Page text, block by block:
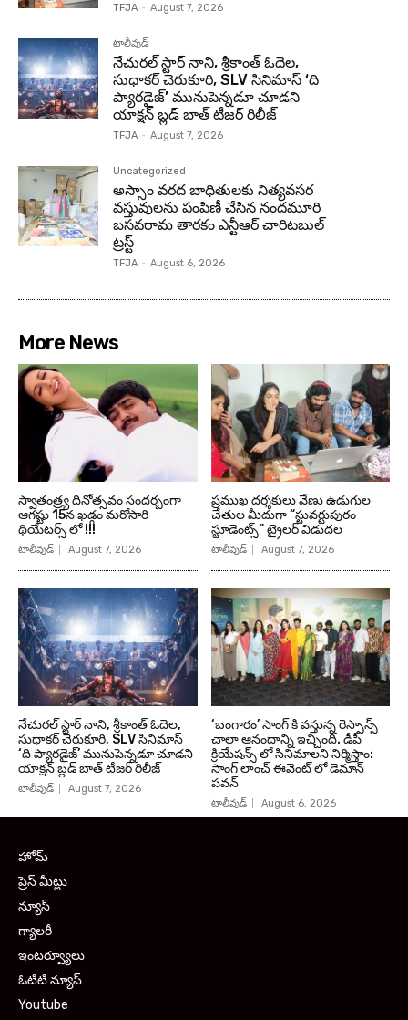
TFJA - August 7, 2026
టాలీవుడ్
నేచురల్ స్టార్ నాని, శ్రీకాంత్ ఓదెల,
సుధాకర్ చెరుకూరి, SLV సినిమాస్ ‘ది
ప్యారడైజ్’ మునుపెన్నడూ చూడని
యాక్షన్ బ్లడ్ బాత్ టీజర్ రిలీజ్
TFJA - August 7, 2026
Uncategorized
అస్సాం వరద బాధితులకు నిత్యవసర
వస్తువులను పంపిణీ చేసిన నందమూరి
బసవరామ తారకం ఎన్టీఆర్ చారిటబుల్
ట్రస్ట్
TFJA - August 6, 2026
More News
స్వాతంత్ర్య దినోత్సవం సందర్బంగా
ఆగష్టు 15న ఖడ్గం మరోసారి
థియేటర్స్ లో !!!
టాలీవుడ్ August 7, 2026
ప్రముఖ దర్శకులు వేణు ఉడుగుల
చేతుల మీదుగా “స్టువర్టుపురం
స్టూడెంట్స్” ట్రైలర్ విడుదల
టాలీవుడ్ August 7, 2026
నేచురల్ స్టార్ నాని, శ్రీకాంత్ ఓదెల,
సుధాకర్ చెరుకూరి, SLV సినిమాస్
‘ది ప్యారడైజ్’ మునుపెన్నడూ చూడని
యాక్షన్ బ్లడ్ బాత్ టీజర్ రిలీజ్
టాలీవుడ్ August 7, 2026
‘బంగారం’ సాంగ్ కి వస్తున్న రెస్పాన్స్
చాలా ఆనందాన్ని ఇచ్చింది. డీపీ
క్రియేషన్స్ లో సినిమాలని నిర్మిస్తాం:
సాంగ్ లాంచ్ ఈవెంట్ లో డెమాన్
పవన్
టాలీవుడ్ August 6, 2026
హోమ్
ప్రెస్ మీట్లు
న్యూస్
గ్యాలరీ
ఇంటర్వ్యూలు
ఓటిటి న్యూస్
Youtube